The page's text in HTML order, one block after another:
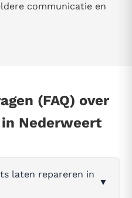
communicatie en
(FAQ) over
Nederweert
laten repareren in
▼